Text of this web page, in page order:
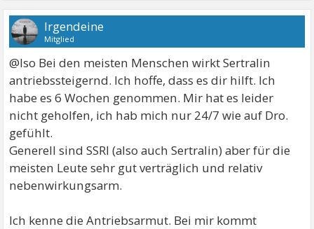
Irgendeine
Mitglied
@Iso Bei den meisten Menschen wirkt Sertralin
antriebssteigernd. Ich hoffe, dass es dir hilft. Ich
habe es 6 Wochen genommen. Mir hat es leider
nicht geholfen, ich hab mich nur 24/7 wie auf Dro.
gefühlt.
Generell sind SSRI (also auch Sertralin) aber für die
meisten Leute sehr gut verträglich und relativ
nebenwirkungsarm.
Ich kenne die Antriebsarmut. Bei mir kommt